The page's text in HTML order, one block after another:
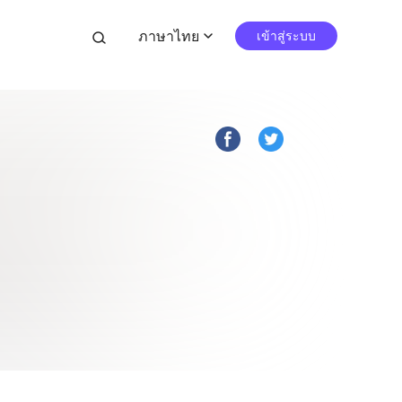
search ภาษาไทย expand_more เข้าสู่ระบบ